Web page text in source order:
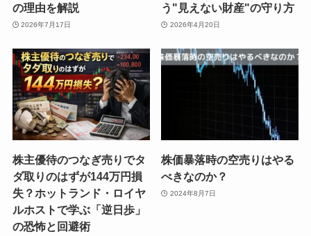
の理由を解説
2026年7月17日
う"見えない財産"の守り方
2026年4月20日
株主優待のつなぎ売りでタ
ダ取りのはずが144万円損
失？ホットランド・ロイヤ
ルホストで学ぶ「逆日歩」
の恐怖と回避術
株価暴落時の空売りはやる
べきなのか？
2024年8月7日